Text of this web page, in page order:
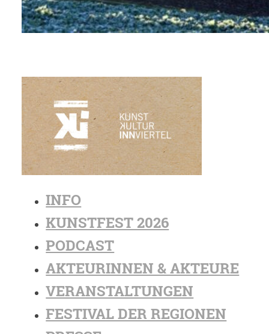
INFO
KUNSTFEST 2026
PODCAST
AKTEURINNEN & AKTEURE
VERANSTALTUNGEN
FESTIVAL DER REGIONEN